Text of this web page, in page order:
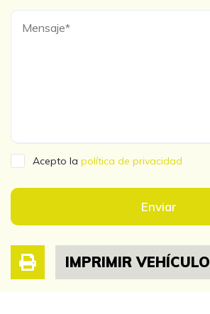
Acepto la política de privacidad
Enviar
IMPRIMIR VEHÍCULO